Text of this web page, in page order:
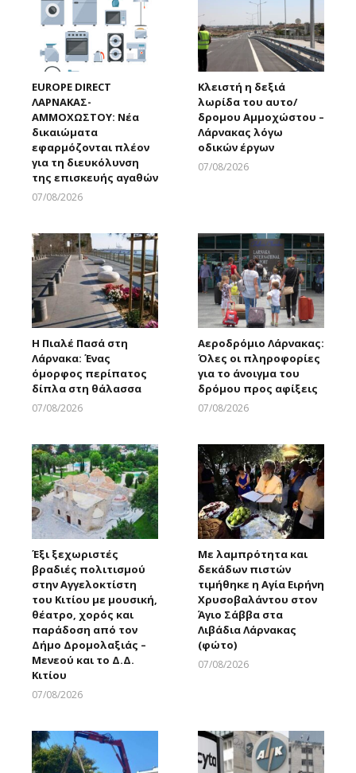
EUROPE DIRECT
ΛΑΡΝΑΚΑΣ-
ΑΜΜΟΧΩΣΤΟΥ: Νέα
δικαιώματα
εφαρμόζονται πλέον
για τη διευκόλυνση
της επισκευής αγαθών
07/08/2026
Κλειστή η δεξιά
λωρίδα του αυτο/
δρομου Αμμοχώστου –
Λάρνακας λόγω
οδικών έργων
07/08/2026
Η Πιαλέ Πασά στη
Λάρνακα: Ένας
όμορφος περίπατος
δίπλα στη θάλασσα
07/08/2026
Αεροδρόμιο Λάρνακας:
Όλες οι πληροφορίες
για το άνοιγμα του
δρόμου προς αφίξεις
07/08/2026
Έξι ξεχωριστές
βραδιές πολιτισμού
στην Αγγελοκτίστη
του Κιτίου με μουσική,
θέατρο, χορός και
παράδοση από τον
Δήμο Δρομολαξιάς –
Μενεού και το Δ.Δ.
Κιτίου
07/08/2026
Με λαμπρότητα και
δεκάδων πιστών
τιμήθηκε η Αγία Ειρήνη
Χρυσοβαλάντου στον
Άγιο Σάββα στα
Λιβάδια Λάρνακας
(φώτο)
07/08/2026